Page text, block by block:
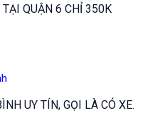
TẠI QUẬN 6 CHỈ 350K
UY TÍN, GỌI LÀ CÓ XE.